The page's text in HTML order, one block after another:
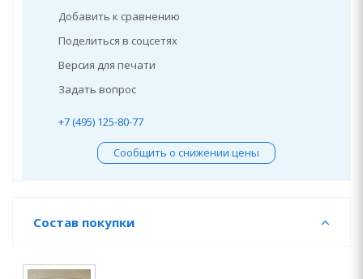
Добавить к сравнению
Поделиться в соцсетях
Версия для печати
Задать вопрос
+7 (495) 125-80-77
Сообщить о снижении цены
Состав покупки